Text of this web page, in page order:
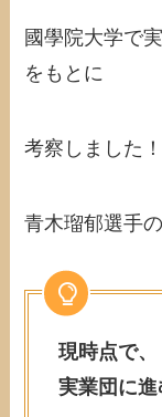
國學院大学で
をもとに
考察しました！
青木瑠郁選手
現時点で、
実業団に進